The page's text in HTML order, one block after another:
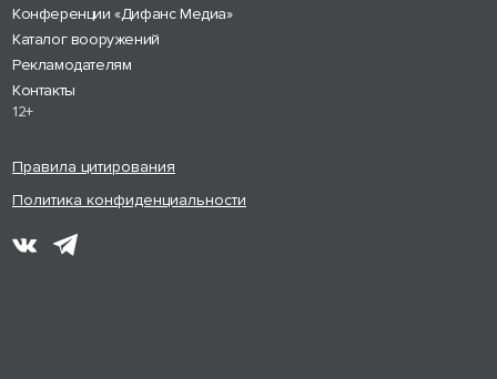
Конференции «Дифанс Медиа»
Каталог вооружений
Рекламодателям
Контакты
12+
Правила цитирования
Политика конфиденциальности